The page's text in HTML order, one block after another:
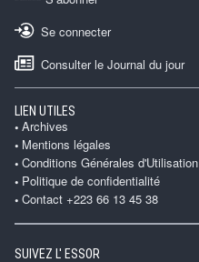
Se connecter
Consulter le Journal du jour
LIEN UTILES
Archives
Mentions légales
Conditions Générales d'Utilisation
Politique de confidentialité
Contact +223 66 13 45 38
SUIVEZ L' ESSOR